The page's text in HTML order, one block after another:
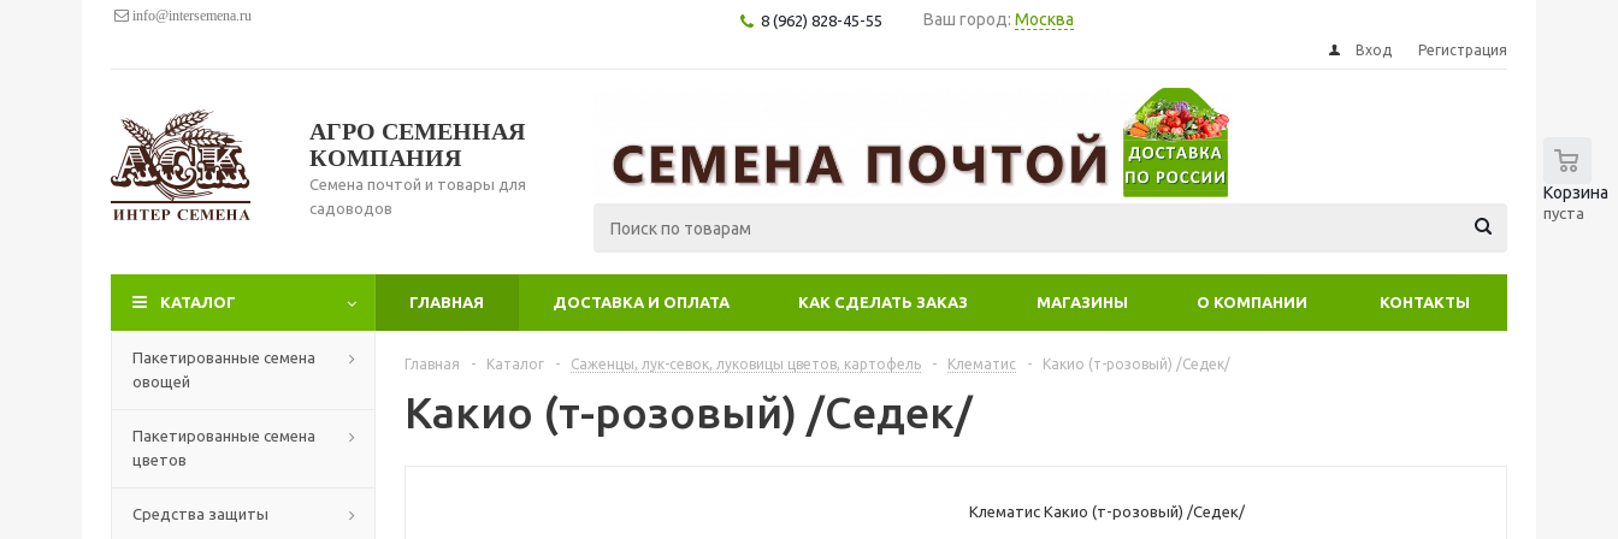
info@intersemena.ru 8 (962) 828-45-55 Ваш город: Москва
Вход Регистрация
АГРО СЕМЕННАЯ
КОМПАНИЯ
Семена почтой и товары для
садоводов
Корзина
пуста
КАТАЛОГ ГЛАВНАЯ ДОСТАВКА И ОПЛАТА КАК СДЕЛАТЬ ЗАКАЗ МАГАЗИНЫ О КОМПАНИИ КОНТАКТЫ
Пакетированные семена
овощей
Пакетированные семена
цветов
Средства защиты
Главная - Каталог - Саженцы, лук-севок, луковицы цветов, картофель - Клематис - Какио (т-розовый) /Седек/
Какио (т-розовый) /Седек/
Клематис Какио (т-розовый) /Седек/